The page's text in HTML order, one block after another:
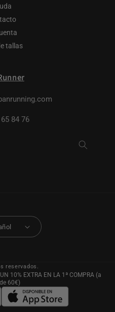
tallas
84 76
reservados.
10% EXTRA EN LA 1ª COMPRA (a
60€)